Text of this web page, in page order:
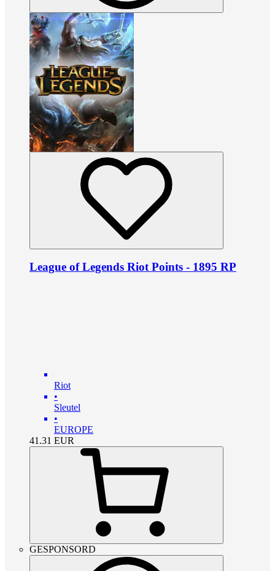
League of Legends Riot Points - 1895 RP
Riot
•
Sleutel
•
EUROPE
41.31 EUR
GESPONSORD